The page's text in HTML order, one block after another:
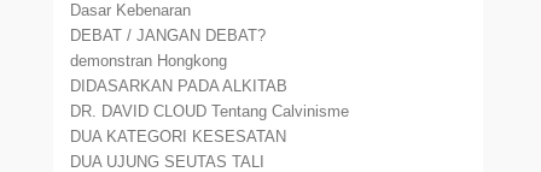
Dasar Kebenaran
DEBAT / JANGAN DEBAT?
demonstran Hongkong
DIDASARKAN PADA ALKITAB
DR. DAVID CLOUD Tentang Calvinisme
DUA KATEGORI KESESATAN
DUA UJUNG SEUTAS TALI